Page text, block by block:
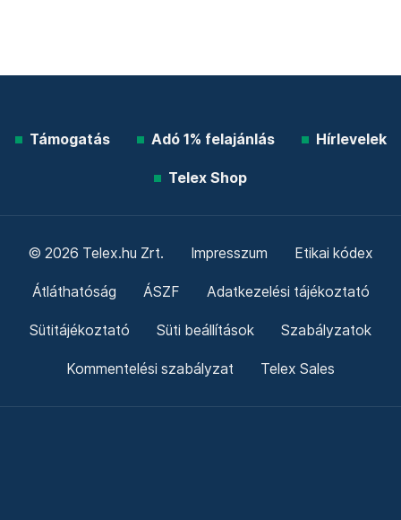
Támogatás Adó 1% felajánlás Hírlevelek
Telex Shop
© 2026 Telex.hu Zrt. Impresszum Etikai kódex
Átláthatóság ÁSZF Adatkezelési tájékoztató
Sütitájékoztató Süti beállítások Szabályzatok
Kommentelési szabályzat Telex Sales